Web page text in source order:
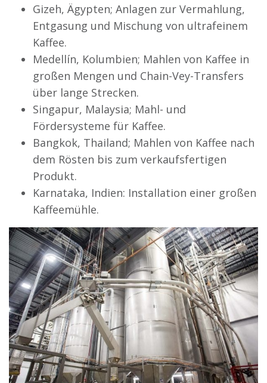
Gizeh, Ägypten; Anlagen zur Vermahlung,
Entgasung und Mischung von ultrafeinem
Kaffee.
Medellín, Kolumbien; Mahlen von Kaffee in
großen Mengen und Chain-Vey-Transfers
über lange Strecken.
Singapur, Malaysia; Mahl- und
Fördersysteme für Kaffee.
Bangkok, Thailand; Mahlen von Kaffee nach
dem Rösten bis zum verkaufsfertigen
Produkt.
Karnataka, Indien: Installation einer großen
Kaffeemühle.